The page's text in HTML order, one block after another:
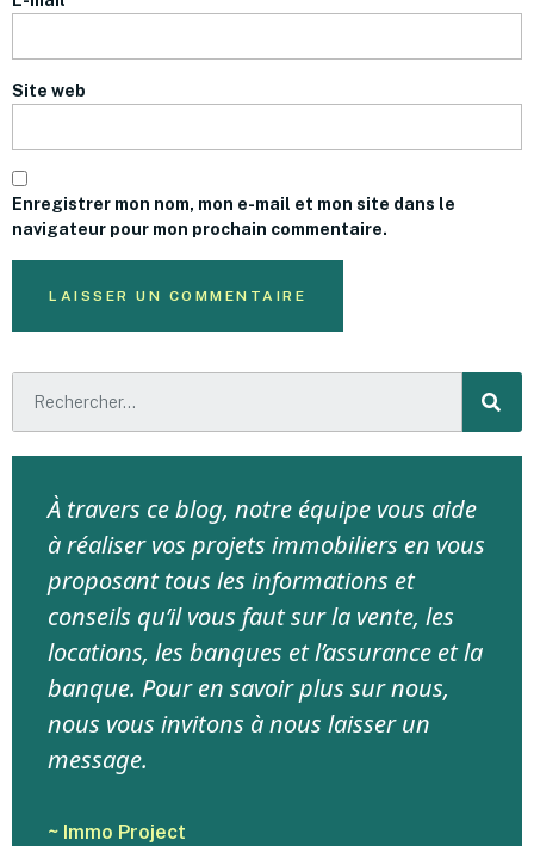
Site web
Enregistrer mon nom, mon e-mail et mon site dans le
navigateur pour mon prochain commentaire.
À travers ce blog, notre équipe vous aide
à réaliser vos projets immobiliers en vous
proposant tous les informations et
conseils qu’il vous faut sur la vente, les
locations, les banques et l’assurance et la
banque. Pour en savoir plus sur nous,
nous vous invitons à nous laisser un
message.
~ Immo Project